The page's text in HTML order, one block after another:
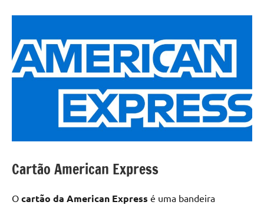
Cartão American Express
O cartão da American Express é uma bandeira